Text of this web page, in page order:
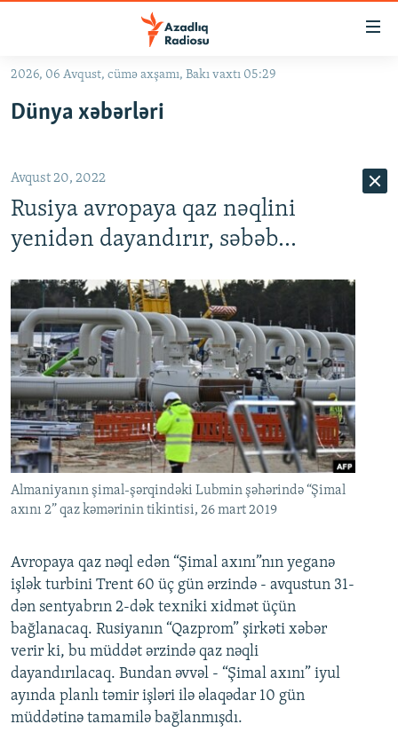
Əsas
qayıt
qayıt
Axtarışa
#İZAHLA
#ƏSLINDƏ
FƏRQƏ BAX
QANUNI DOĞRU
ARAŞDIRMA
MULTIMEDIA
VIDEO
FOTOQALEREYA
İNFOQRAFIKA
KARIKATURA
RADIO ARXIV
OXU ZALI
AZƏRBAYCAN ƏDƏBIYYATI KITABXANASI
İSLAM VƏ DEMOKRATIYA
HAQQIMIZDA
MISSIYAMIZ
PEŞƏ ETIKASI VƏ JURNALISTIKA STANDARTLARIMIZ
AZADLIQRADIOSU MOBIL TELEFONUNUZDA
XƏBƏR BÜLLETENLƏRIMIZ
BIZI IZLƏ
RFE/RL-in bütün saytları
2026, 06 Avqust, cümə axşamı, Bakı vaxtı 05:29
Dünya xəbərləri
Avqust 20, 2022
Rusiya avropaya qaz nəqlini
yenidən dayandırır, səbəb...
Almaniyanın şimal-şərqindəki Lubmin şəhərində “Şimal
axını 2” qaz kəmərinin tikintisi, 26 mart 2019
Avropaya qaz nəql edən “Şimal axını”nın yeganə
işlək turbini Trent 60 üç gün ərzində - avqustun 31-
dən sentyabrın 2-dək texniki xidmət üçün
bağlanacaq. Rusiyanın “Qazprom” şirkəti xəbər
verir ki, bu müddət ərzində qaz nəqli
dayandırılacaq. Bundan əvvəl - “Şimal axını” iyul
ayında planlı təmir işləri ilə əlaqədar 10 gün
müddətinə tamamilə bağlanmışdı.